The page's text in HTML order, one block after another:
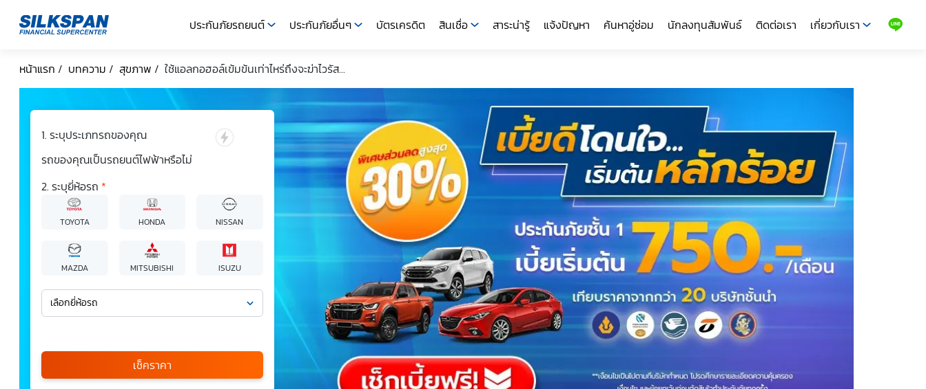
ประกันภัยรถยนต์ ประกันภัยอื่นๆ บัตรเครดิต สินเชื่อ สาระน่ารู้ แจ้งปัญหา ค้นหาอู่ซ่อม นักลงทุนสัมพันธ์ ติดต่อเรา
เกี่ยวกับเรา
หน้าแรก / บทความ / สุขภาพ / ใช้แอลกอฮอล์เข้มข้นเท่าไหร่ถึงจะฆ่าไวรัส...
ระบุประเภทรถของคุณ
รถของคุณเป็นรถยนต์ไฟฟ้าหรือไม่
ระบุยี่ห้อรถ *
TOYOTA HONDA NISSAN
MAZDA MITSUBISHI ISUZU
เลือกยี่ห้อรถ
เลือกรุ่นรถ
กรุณาเลือก
*
เช็คราคา